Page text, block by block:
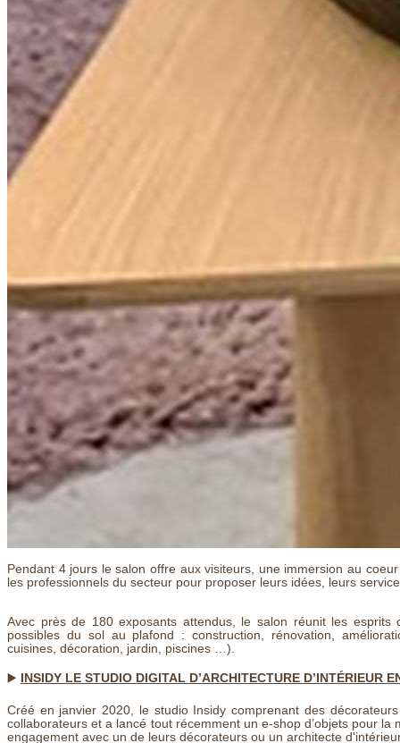
Pendant 4 jours le salon offre aux visiteurs, une immersion au
les professionnels du secteur pour proposer leurs idées, leurs
Avec près de 180 exposants attendus, le salon réunit les
possibles du sol au plafond : construction, rénovation,
cuisines, décoration, jardin, piscines …).
▶️ INSIDY LE STUDIO DIGITAL D’ARCHITECTURE D’INTÉRIEUR
Créé en janvier 2020, le studio Insidy comprenant des
collaborateurs et a lancé tout récemment un e-shop d’objets pour
engagement avec un de leurs décorateurs ou un architecte